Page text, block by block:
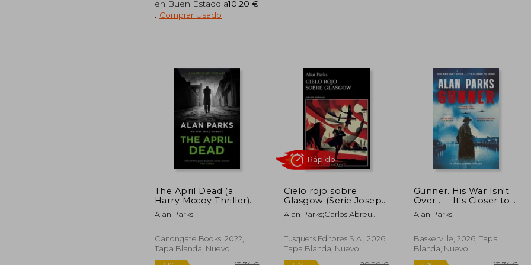
5%
dcto.
Rápido
en Buen Estado a10,20 €
Comprar Usado
5%
dcto.
5%
dcto.
The April Dead (a
Harry Mccoy Thriller)
(en Inglés)
Alan Parks
Canongate Books, 2022,
Tapa Blanda, Nuevo
Cielo rojo sobre
Glasgow (Serie Joseph
Gunner 1)
Alan Parks;Carlos Abreu
Tusquets Editores S.A., 2026,
Tapa Blanda, Nuevo
Gunner. His War Isn't
Over . . . It's Closer to
Home
Alan Parks
Baskerville, 2026, Tapa
Blanda, Nuevo